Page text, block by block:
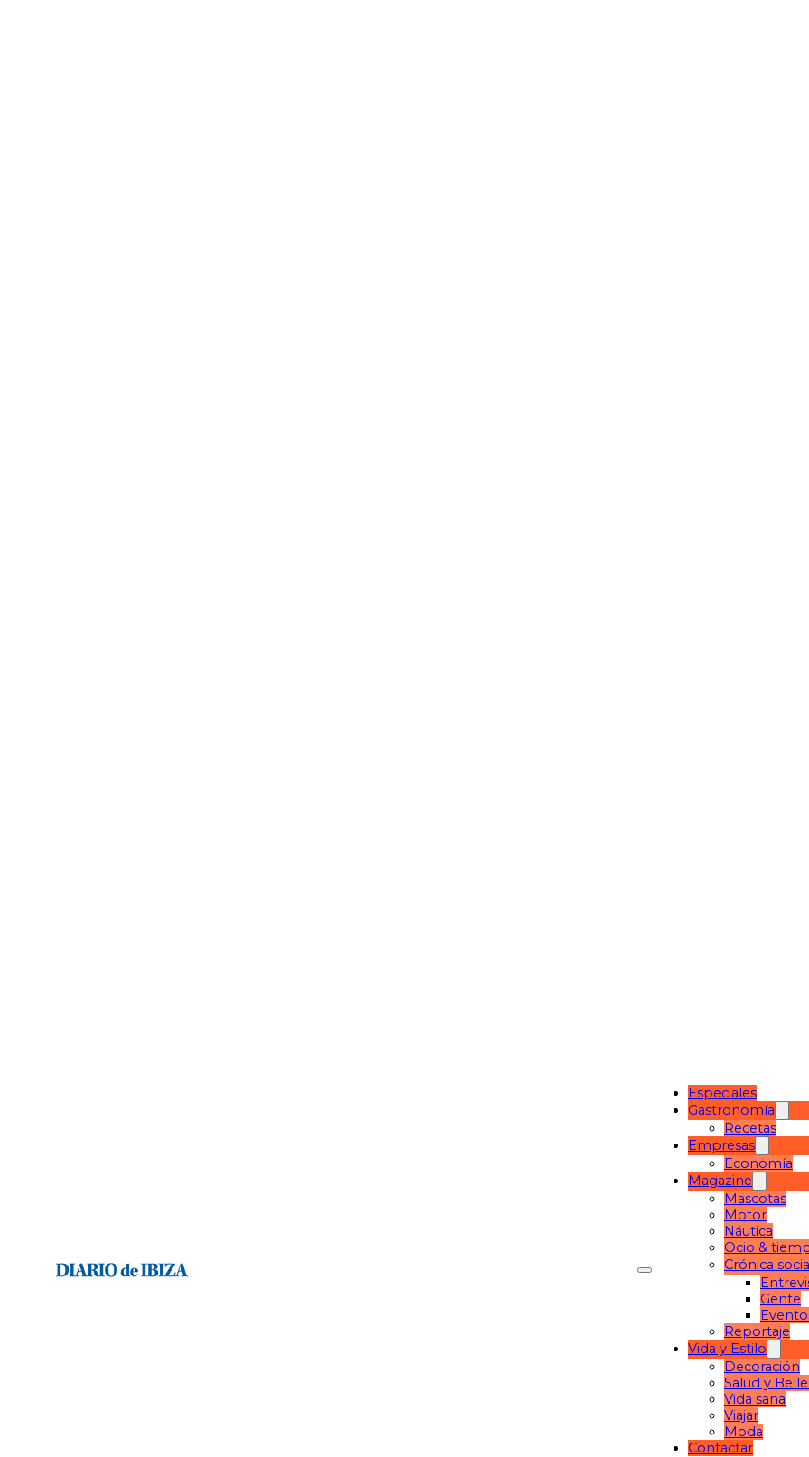
Especiales
Gastronomía
Recetas
Empresas
Economía
Magazine
Mascotas
Motor
Náutica
Ocio &
Crónica
Gente
Reportaje
Vida y Estilo
Decoración
Salud y
Vida sana
Viajar
Moda
Contactar